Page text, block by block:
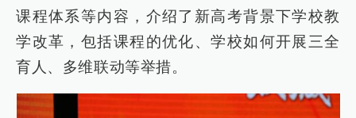
课程体系等内容，介绍了新高考背景下学校教
学改革，包括课程的优化、学校如何开展三全
育人、多维联动等举措。